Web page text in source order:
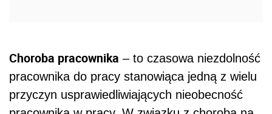
Choroba pracownika – to czasowa niezdolność
pracownika do pracy stanowiąca jedną z wielu
przyczyn usprawiedliwiających nieobecność